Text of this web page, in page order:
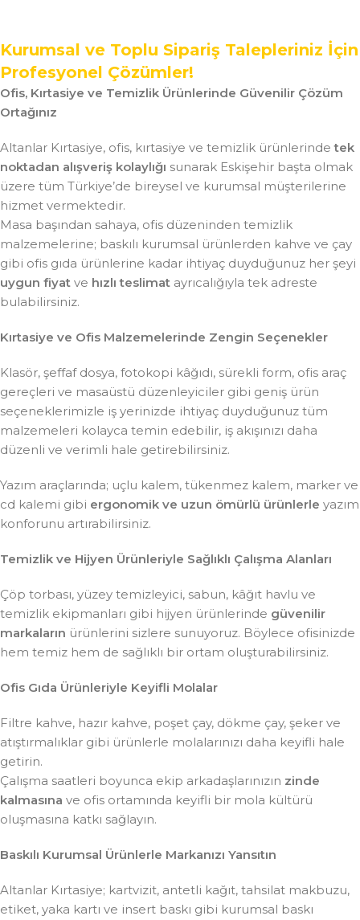
Kurumsal ve Toplu Sipariş Talepleriniz İçin
Profesyonel Çözümler!
Ofis, Kırtasiye ve Temizlik Ürünlerinde Güvenilir Çözüm
Ortağınız
Altanlar Kırtasiye, ofis, kırtasiye ve temizlik ürünlerindetek
noktadan alışveriş kolaylığı sunarak Eskişehir başta olmak
üzere tüm Türkiye’de bireysel ve kurumsal müşterilerine
hizmet vermektedir.
Masa başından sahaya, ofis düzeninden temizlik
malzemelerine; baskılı kurumsal ürünlerden kahve ve çay
gibi ofis gıda ürünlerine kadar ihtiyaç duyduğunuz her şeyi
uygun fiyat ve hızlı teslimat ayrıcalığıyla tek adreste
bulabilirsiniz.
Kırtasiye ve Ofis Malzemelerinde Zengin Seçenekler
Klasör, şeffaf dosya, fotokopi kâğıdı, sürekli form, ofis araç
gereçleri ve masaüstü düzenleyiciler gibi geniş ürün
seçeneklerimizle iş yerinizde ihtiyaç duyduğunuz tüm
malzemeleri kolayca temin edebilir, iş akışınızı daha
düzenli ve verimli hale getirebilirsiniz.
Yazım araçlarında; uçlu kalem, tükenmez kalem, marker ve
cd kalemi gibi ergonomik ve uzun ömürlü ürünlerle yazım
konforunu artırabilirsiniz.
Temizlik ve Hijyen Ürünleriyle Sağlıklı Çalışma Alanları
Çöp torbası, yüzey temizleyici, sabun, kâğıt havlu ve
temizlik ekipmanları gibi hijyen ürünlerinde güvenilir
markaların ürünlerini sizlere sunuyoruz. Böylece ofisinizde
hem temiz hem de sağlıklı bir ortam oluşturabilirsiniz.
Ofis Gıda Ürünleriyle Keyifli Molalar
Filtre kahve, hazır kahve, poşet çay, dökme çay, şeker ve
atıştırmalıklar gibi ürünlerle molalarınızı daha keyifli hale
getirin.
Çalışma saatleri boyunca ekip arkadaşlarınızın zinde
kalmasına ve ofis ortamında keyifli bir mola kültürü
oluşmasına katkı sağlayın.
Baskılı Kurumsal Ürünlerle Markanızı Yansıtın
Altanlar Kırtasiye; kartvizit, antetli kağıt, tahsilat makbuzu,
etiket, yaka kartı ve insert baskı gibi kurumsal baskı